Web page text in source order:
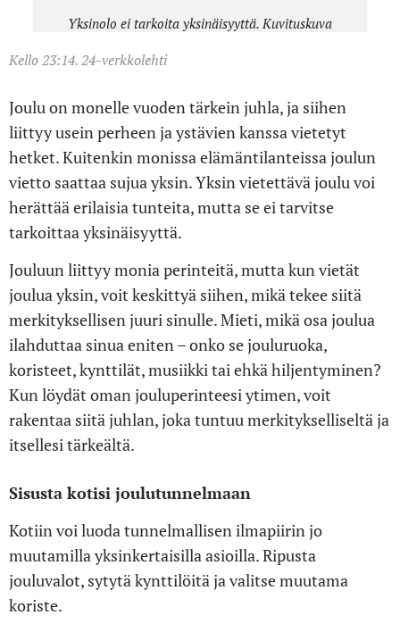
Yksinolo ei tarkoita yksinäisyyttä. Kuvituskuva
Kello 23:14. 24-verkkolehti
Joulu on monelle vuoden tärkein juhla, ja siihen
liittyy usein perheen ja ystävien kanssa vietetyt
hetket. Kuitenkin monissa elämäntilanteissa joulun
vietto saattaa sujua yksin. Yksin vietettävä joulu voi
herättää erilaisia tunteita, mutta se ei tarvitse
tarkoittaa yksinäisyyttä.
Jouluun liittyy monia perinteitä, mutta kun vietät
joulua yksin, voit keskittyä siihen, mikä tekee siitä
merkityksellisen juuri sinulle. Mieti, mikä osa joulua
ilahduttaa sinua eniten – onko se jouluruoka,
koristeet, kynttilät, musiikki tai ehkä hiljentyminen?
Kun löydät oman jouluperinteesi ytimen, voit
rakentaa siitä juhlan, joka tuntuu merkitykselliseltä ja
itsellesi tärkeältä.
Sisusta kotisi joulutunnelmaan
Kotiin voi luoda tunnelmallisen ilmapiirin jo
muutamilla yksinkertaisilla asioilla. Ripusta
jouluvalot, sytytä kynttilöitä ja valitse muutama
koriste.